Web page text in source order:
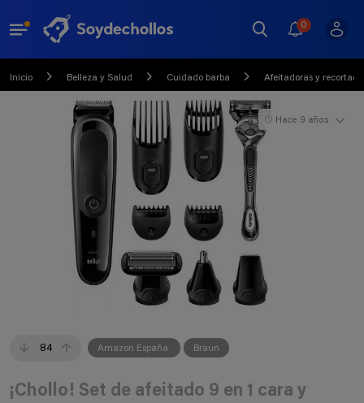
0
Inicio Belleza y Salud Cuidado barba Afeitadoras y
84 Amazon España Braun
Hace 9 años
¡Chollo! Set de afeitado 9 en 1 cara y